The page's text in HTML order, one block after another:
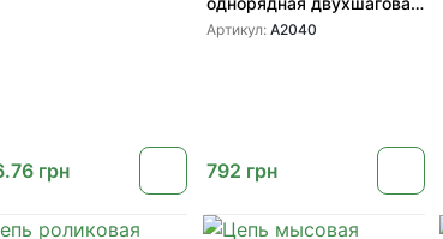
грн
(2040-1X5M+1CL, А2040)
Артикул:А2040
792 грн